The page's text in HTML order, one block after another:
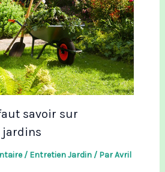
savoir sur
jardins
/ Entretien Jardin/ ParAvril